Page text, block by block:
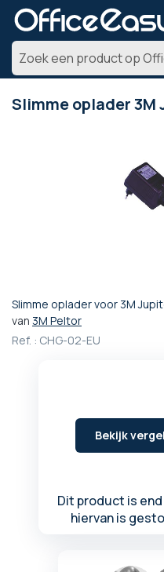
Slimme oplader 3M
Slimme oplader voor 3M
van 3M Peltor
Ref. : CHG-02-EU
Bekijk
Dit product is
hiervan is
Ga
naar
het